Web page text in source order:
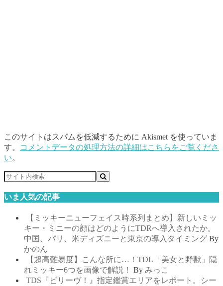
このサイトはスパムを低減するために Akismet を使っていま
す。
コメントデータの処理方法の詳細はこちらをご覧くださ
い。
いま人気の記事
【ミッキーニューフェイス時系列まとめ】新しいミッ
キー・ミニーの顔はどのようにTDRへ導入されたか。
中国、パリ、米ディズニーと東京の導入タイミング By
かのん
【超高難易度】こんな所に…！TDL「美女と野獣」隠
れミッキー6つを画像で解説！
By みっこ
TDS『ビリーヴ！』指定鑑賞エリアをレポート。シー